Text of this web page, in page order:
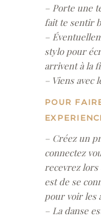
– Porte une
fait te sentir
–
stylo pour
arrivent à la
– Viens
POUR
– Créez un
connectez
recevrez
est de se
pour voir les
– La danse